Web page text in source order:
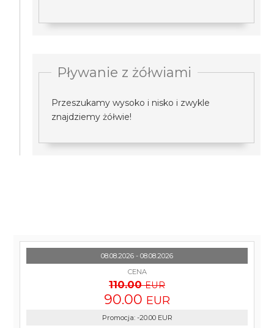
Pływanie z żółwiami
Przeszukamy wysoko i nisko i zwykle
znajdziemy żółwie!
08.08.2026 - 08.08.2026
CENA
110.00 EUR
90.00 EUR
Promocja: -20.00 EUR